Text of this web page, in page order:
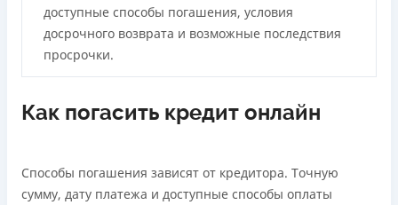
доступные способы погашения, условия
досрочного возврата и возможные последствия
просрочки.
Как погасить кредит онлайн
Способы погашения зависят от кредитора. Точную
сумму, дату платежа и доступные способы оплаты